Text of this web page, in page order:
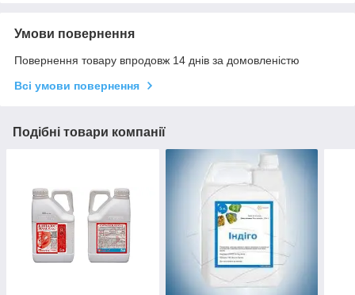
Умови повернення
Повернення товару впродовж 14 днів за домовленістю
Всі умови повернення
Подібні товари компанії